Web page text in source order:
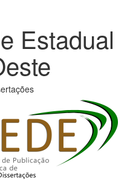
Estadual